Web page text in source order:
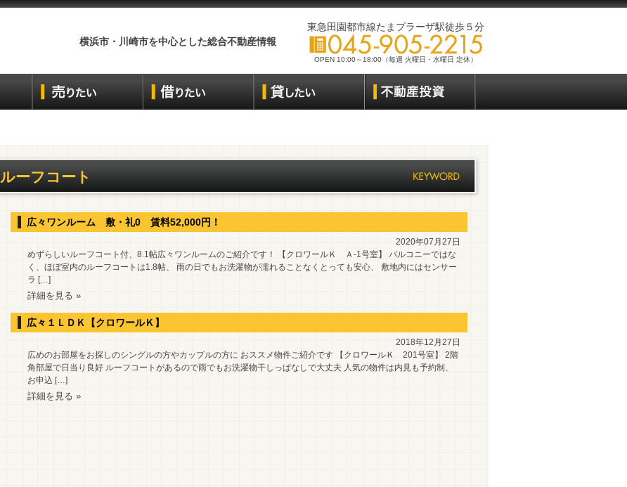
横浜市・川崎市を中心とした総合不動産情報
東急田園都市線たまプラーザ駅徒歩５分
OPEN 10:00～18:00（毎週 火曜日・水曜日 定休）
ルーフコート
広々ワンルーム 敷・礼0 賃料52,000円！
2020年07月27日
めずらしいルーフコート付、8.1帖広々ワンルームのご紹介です！ 【クロワールＫ Ａ-1号室】 バルコニーではな
く、ほぼ室内のルーフコートは1.8帖、 雨の日でもお洗濯物が濡れることなくとっても安心、 敷地内にはセンサー
ラ […]
詳細を見る »
広々１ＬＤＫ【クロワールＫ】
2018年12月27日
広めのお部屋をお探しのシングルの方やカップルの方に おススメ物件ご紹介です 【クロワールＫ 201号室】 2階
角部屋で日当り良好 ルーフコートがあるので雨でもお洗濯物干しっぱなしで大丈夫 人気の物件は内見も予約制、
お申込 […]
詳細を見る »